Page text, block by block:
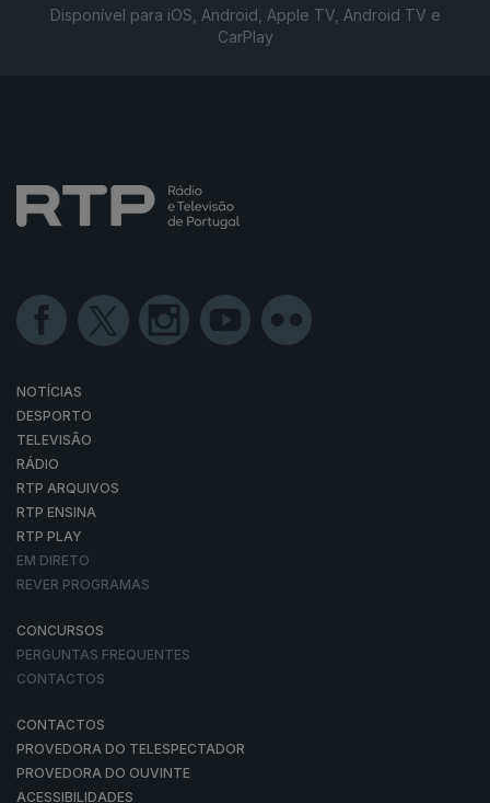
Disponível para iOS, Android, Apple TV, Android TV e
CarPlay
NOTÍCIAS
DESPORTO
TELEVISÃO
RÁDIO
RTP ARQUIVOS
RTP ENSINA
RTP PLAY
EM DIRETO
REVER PROGRAMAS
CONCURSOS
PERGUNTAS FREQUENTES
CONTACTOS
CONTACTOS
PROVEDORA DO TELESPECTADOR
PROVEDORA DO OUVINTE
ACESSIBILIDADES